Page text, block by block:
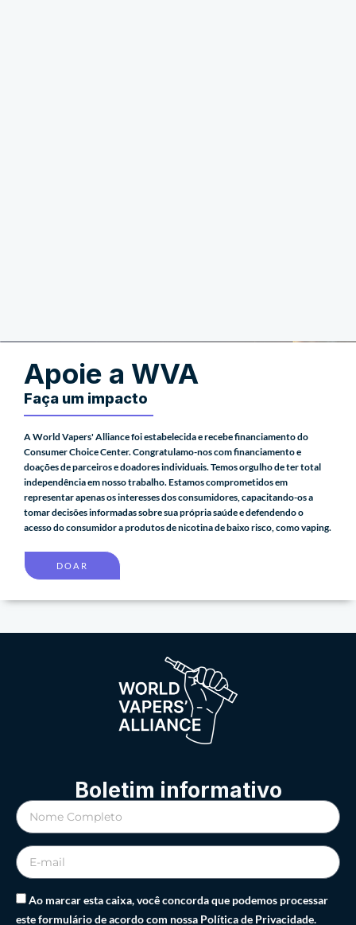
Apoie a WVA
Faça um impacto
A World Vapers' Alliance foi estabelecida e recebe financiamento do
Consumer Choice Center. Congratulamo-nos com financiamento e
doações de parceiros e doadores individuais. Temos orgulho de ter total
independência em nosso trabalho. Estamos comprometidos em
representar apenas os interesses dos consumidores, capacitando-os a
tomar decisões informadas sobre sua própria saúde e defendendo o
acesso do consumidor a produtos de nicotina de baixo risco, como vaping.
DOAR
Boletim informativo
Ao marcar esta caixa, você concorda que podemos processar
este formulário de acordo com nossa Política de Privacidade.